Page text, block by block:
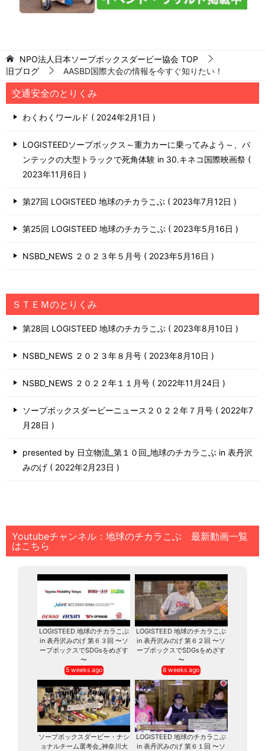
NPO法人日本ソープボックスダービー協会 TOP
旧ブログ
AASBD国際大会の情報を今すぐ知りたい！
交通安全のとりくみ
わくわくワールド 2024年2月1日
LOGISTEEDソープボックス～重力カーに乗ってみよう～、バ
ンテックの大型トラックで死角体験 in 30.キネコ国際映画祭
2023年11月6日
第27回 LOGISTEED 地球のチカラこぶ 2023年7月12日
第25回 LOGISTEED 地球のチカラこぶ 2023年5月16日
NSBD_NEWS ２０２３年５月号 2023年5月16日
ＳＴＥＭのとりくみ
第28回 LOGISTEED 地球のチカラこぶ 2023年8月10日
NSBD_NEWS ２０２３年８月号 2023年8月10日
NSBD_NEWS ２０２２年１１月号 2022年11月24日
ソープボックスダービーニュース２０２２年７月号
2022年7
月28日
presented by 日立物流_第１０回_地球のチカラこぶ in 表丹沢
みのげ
2022年2月23日
Youtubeチャンネル：地球のチカラこぶ 最新動画一覧
はこちら
LOGISTEED 地球のチカラこぶ
in 表丹沢みのげ 第６３回 〜ソ
ープボックスでSDGsをめざす
〜
5 weeks ago
LOGISTEED 地球のチカラこぶ
in 表丹沢みのげ 第６２回 〜ソ
ープボックスでSDGsをめざす
〜
8 weeks ago
ソープボックスダービー・ナシ
ョナルチーム選考会_神奈川大
LOGISTEED 地球のチカラこぶ
in 表丹沢みのげ 第６１回 〜ソ